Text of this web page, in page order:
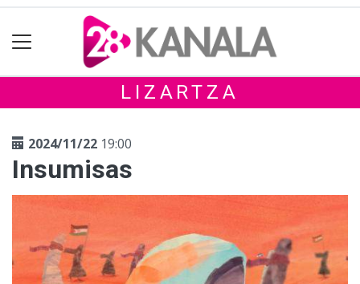
LIZARTZA
2024/11/22 19:00
Insumisas